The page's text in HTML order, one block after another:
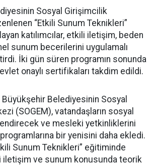
Sosyal Girişimcilik
“Etkili Sunum Teknikleri”
katılımcılar, etkili iletişim, beden
sunum becerilerini uygulamalı
İki gün süren programın sonunda
onaylı sertifikaları takdim edildi.
Belediyesinin Sosyal
(SOGEM), vatandaşların sosyal
ve mesleki yetkinliklerini
bir yenisini daha ekledi.
Sunum Teknikleri” eğitiminde
iletişim ve sunum konusunda teorik